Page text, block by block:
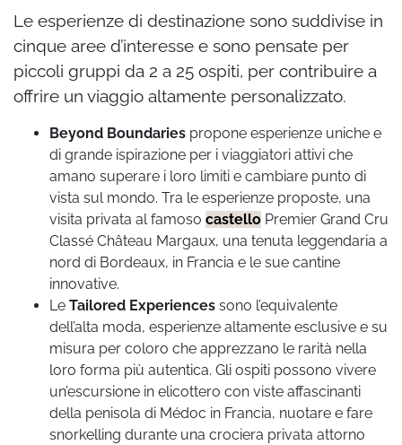
Le esperienze di destinazione sono suddivise in
cinque aree d’interesse e sono pensate per
piccoli gruppi da 2 a 25 ospiti, per contribuire a
offrire un viaggio altamente personalizzato.
Beyond Boundaries propone esperienze uniche e
di grande ispirazione per i viaggiatori attivi che
amano superare i loro limiti e cambiare punto di
vista sul mondo. Tra le esperienze proposte, una
visita privata al famoso castello Premier Grand Cru
Classé Château Margaux, una tenuta leggendaria a
nord di Bordeaux, in Francia e le sue cantine
innovative.
Le Tailored Experiences sono l’equivalente
dell’alta moda, esperienze altamente esclusive e su
misura per coloro che apprezzano le rarità nella
loro forma più autentica. Gli ospiti possono vivere
un’escursione in elicottero con viste affascinanti
della penisola di Médoc in Francia, nuotare e fare
snorkelling durante una crociera privata attorno